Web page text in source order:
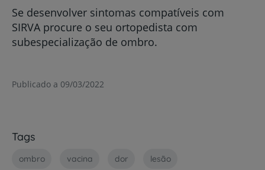
Se desenvolver sintomas compatíveis com
SIRVA procure o seu ortopedista com
subespecialização de ombro.
Publicado a 09/03/2022
Tags
ombro vacina dor lesão